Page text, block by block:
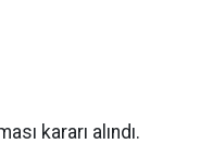
kararı alındı.